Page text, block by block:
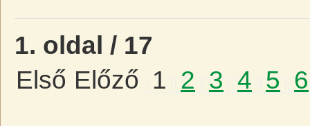
1. oldal / 17
Első Előző 1 2 3 4 5 6